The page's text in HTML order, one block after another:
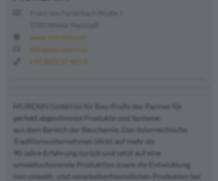
www.murexin.com
info@murexin.com
+43 2622 27 401-0
MUREXIN GmbH ist für Bau-Profis der Partner für
perfekt abgestimmte Produkte und Systeme
aus dem Bereich der Bauchemie. Das österreichische
Traditionsunternehmen blickt auf mehr als
90 Jahre Erfahrung zurück und setzt auf eine
umweltschonende Produktion sowie die Entwicklung
von umwelt- und verarbeiterfreundlichen Produkten bei